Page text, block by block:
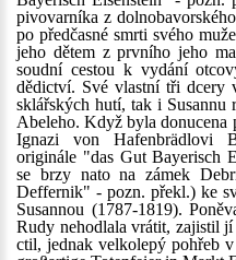
pivovarníka z
po předčasné smrti svého
jeho dětem z prvního jeho
soudní cestou k vydání
dědictví. Své vlastní tři dcery
sklářských hutí, tak i Susannu
Abeleho. Když byla donucena
Ignazi von Hafenbrädlovi
originále "das Gut Bayerisch
se brzy nato na zámek
Deffernik" - pozn. překl.) ke
Susannou (1787-1819).
Rudy nehodlala vrátit, zajistil
ctil, jednak velkolepý pohřeb